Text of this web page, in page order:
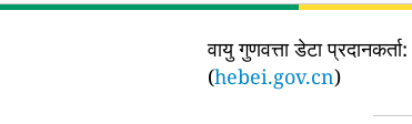
वायु गुणवत्ता डेटा प्रदानकर्ता:
(hebei.gov.cn)